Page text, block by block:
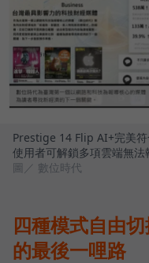
Prestige 14 Flip AI+完美
使用者可解鎖多項雲端無
圖／ 數位時代
四種模式自由
的最後一哩路